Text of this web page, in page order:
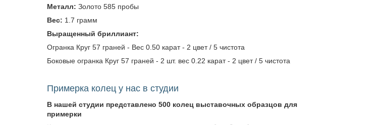
Металл: Золото 585 пробы
Вес: 1.7 грамм
Выращенный бриллиант:
Огранка Круг 57 граней - Вес 0.50 карат - 2 цвет / 5 чистота
Боковые огранка Круг 57 граней - 2 шт. вес 0.22 карат - 2 цвет / 5 чистота
Примерка колец у нас в студии
В нашей студии представлено 500 колец выставочных образцов для
примерки